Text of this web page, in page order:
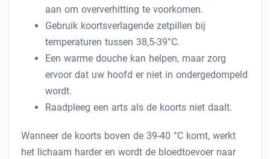
aan om oververhitting te voorkomen.
Gebruik koortsverlagende zetpillen bij
temperaturen tussen 38,5-39°C.
Een warme douche kan helpen, maar zorg
ervoor dat uw hoofd er niet in ondergedompeld
wordt.
Raadpleeg een arts als de koorts niet daalt.
Wanneer de koorts boven de 39-40 °C komt, werkt
het lichaam harder en wordt de bloedtoevoer naar